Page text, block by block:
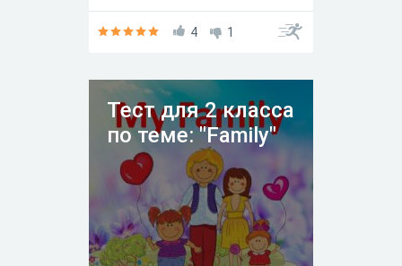
4 1
Тест для 2 класса
по теме: "Family"